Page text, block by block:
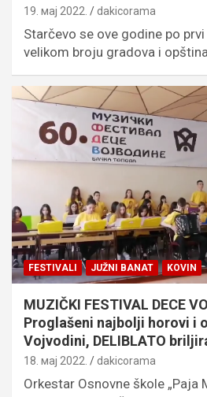
19. мај 2022. dakicorama
Starčevo se ove godine po
velikom broju gradova i
FESTIVALI JUŽNI BANAT KOVIN
MUZIČKI FESTIVAL DECE
Proglašeni najbolji horovi i
Vojvodini, DELIBLATO
18. мај 2022. dakicorama
Orkestar Osnovne škole „Paja